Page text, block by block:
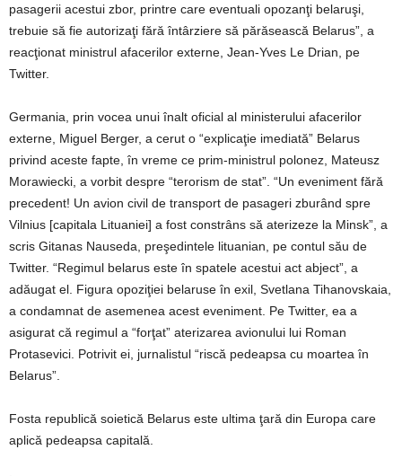
pasagerii acestui zbor, printre care eventuali opozanţi belaruşi,
trebuie să fie autorizaţi fără întârziere să părăsească Belarus”, a
reacţionat ministrul afacerilor externe, Jean-Yves Le Drian, pe
Twitter.
Germania, prin vocea unui înalt oficial al ministerului afacerilor
externe, Miguel Berger, a cerut o “explicaţie imediată” Belarus
privind aceste fapte, în vreme ce prim-ministrul polonez, Mateusz
Morawiecki, a vorbit despre “terorism de stat”. “Un eveniment fără
precedent! Un avion civil de transport de pasageri zburând spre
Vilnius [capitala Lituaniei] a fost constrâns să aterizeze la Minsk”, a
scris Gitanas Nauseda, preşedintele lituanian, pe contul său de
Twitter. “Regimul belarus este în spatele acestui act abject”, a
adăugat el. Figura opoziţiei belaruse în exil, Svetlana Tihanovskaia,
a condamnat de asemenea acest eveniment. Pe Twitter, ea a
asigurat că regimul a “forţat” aterizarea avionului lui Roman
Protasevici. Potrivit ei, jurnalistul “riscă pedeapsa cu moartea în
Belarus”.
Fosta republică soietică Belarus este ultima ţară din Europa care
aplică pedeapsa capitală.